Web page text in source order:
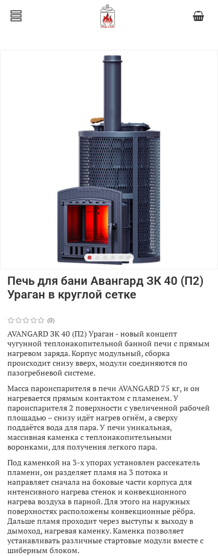
(0)
Печь для бани Авангард ЗК 40 (П2)
Ураган в круглой сетке
AVANGARD ЗК 40 (П2) Ураган - новый концепт
чугунной теплонакопительной банной печи с прямым
нагревом заряда. Корпус модульный, сборка
происходит снизу вверх, модули соединяются по
пазогребневой системе.
Масса пароиспарителя в печи AVANGARD 75 кг, и он
нагревается прямым контактом с пламенем. У
пароиспарителя 2 поверхности с увеличенной рабочей
площадью – снизу идёт нагрев огнём, а сверху
поддаётся вода для пара. У печи уникальная,
массивная каменка с теплонакопительными
воронками, для получения легкого пара.
Под каменкой на 3-х упорах установлен рассекатель
пламени, он разделяет пламя на 3 потока и
направляет сначала на боковые части корпуса для
интенсивного нагрева стенок и конвекционного
нагрева воздуха в парной. Для этого на наружных
поверхностях расположены конвекционные рёбра.
Дальше пламя проходит через выступы к выходу в
дымоход, нагревая каменку. Каменка позволяет
устанавливать различные стартовые модули вместе с
шиберным блоком.